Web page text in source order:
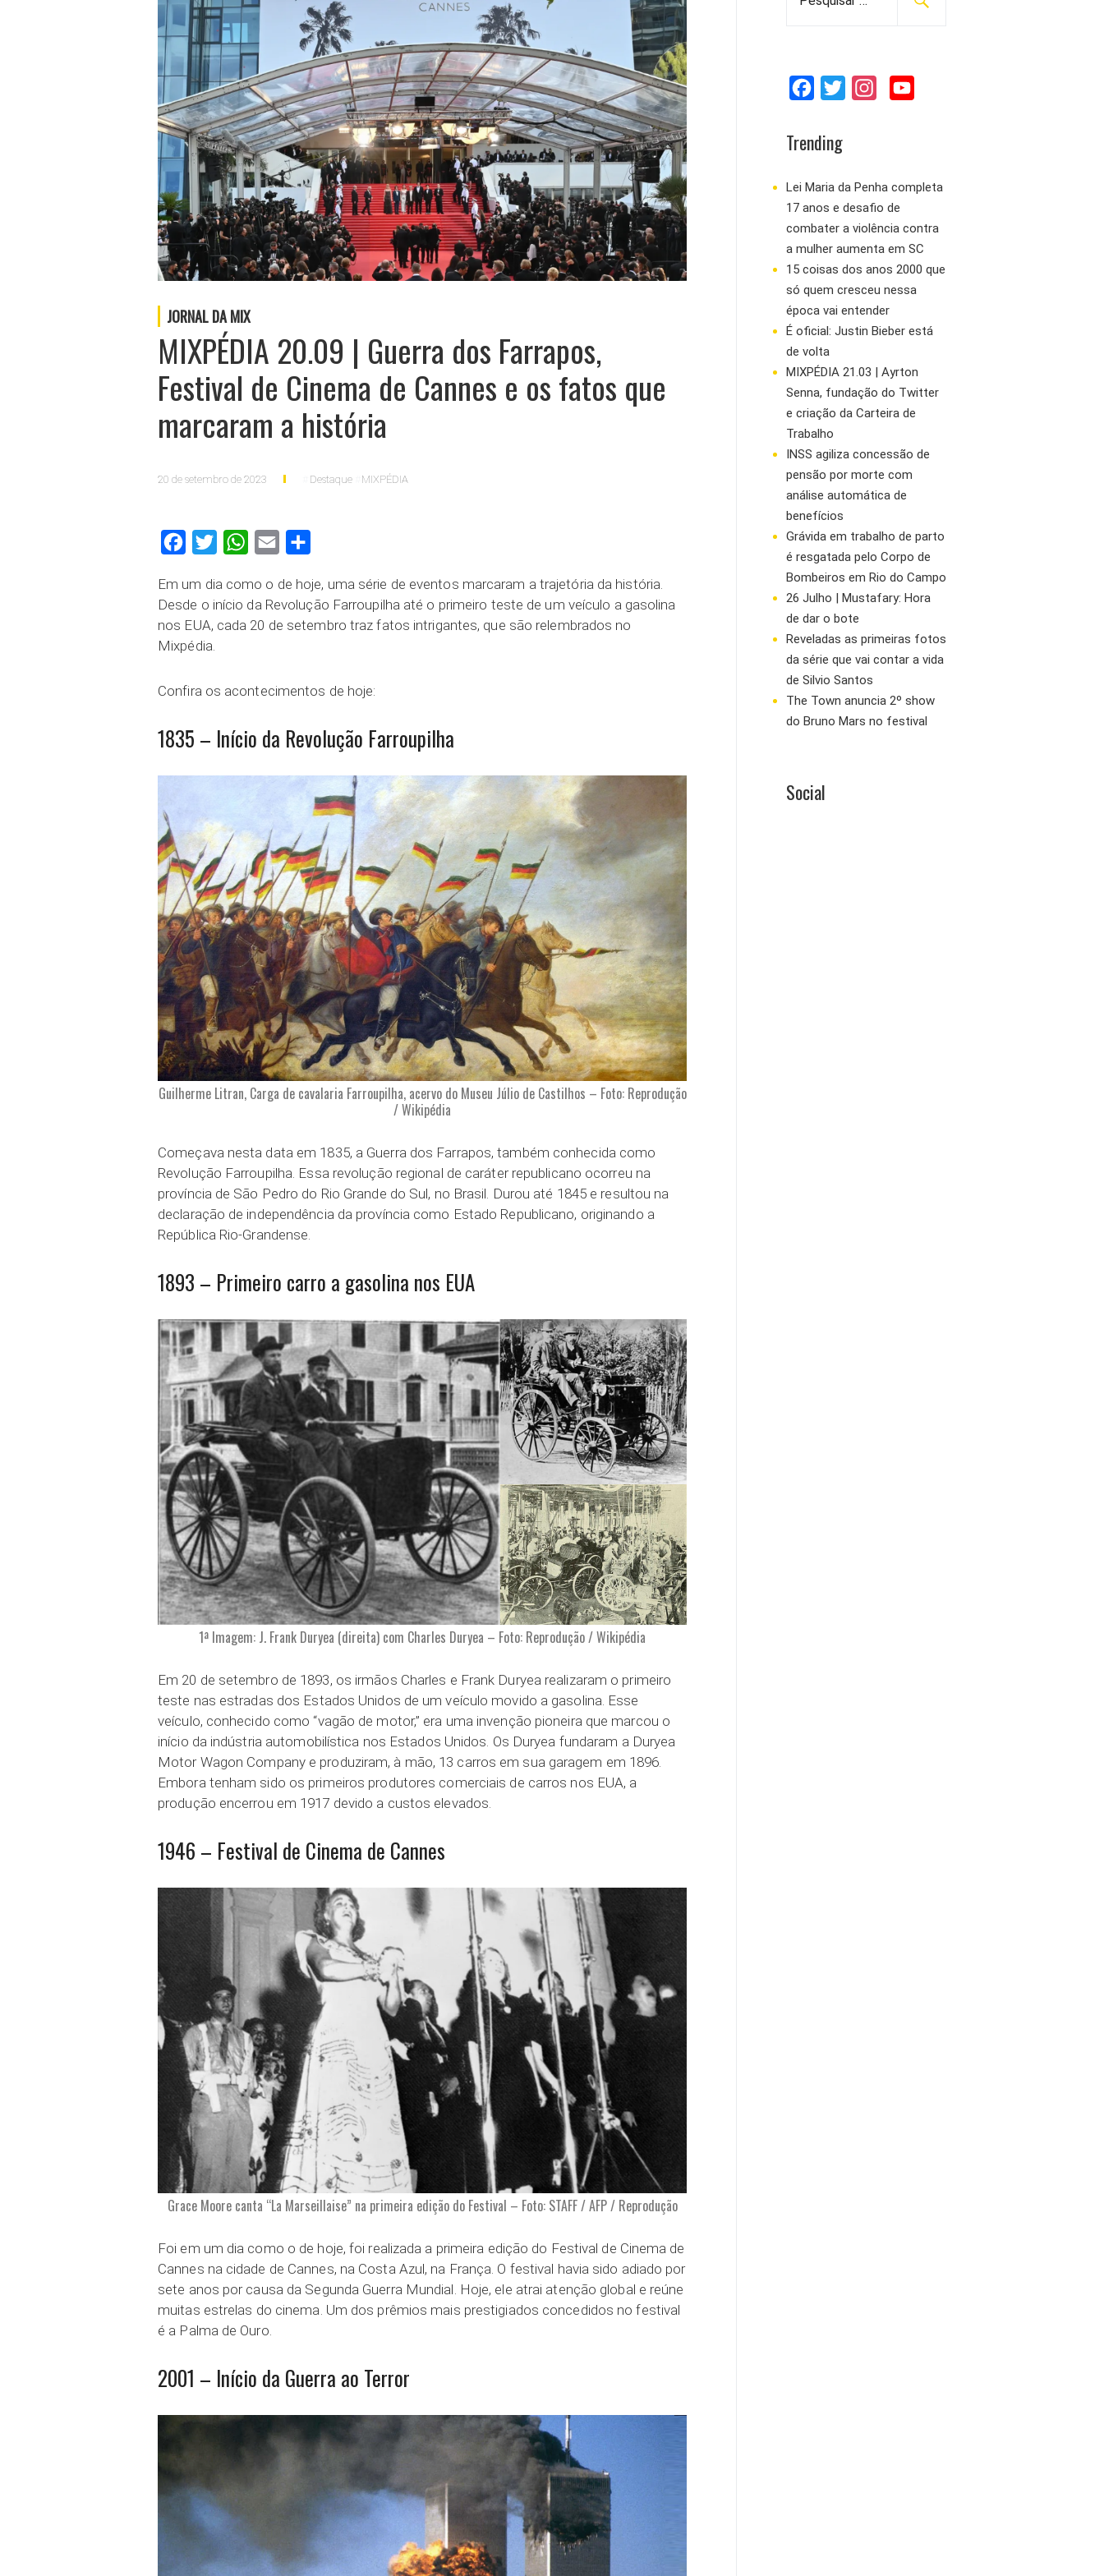
JORNAL DA MIX
MIXPÉDIA 20.09 | Guerra dos Farrapos,
Festival de Cinema de Cannes e os fatos que
marcaram a história
20 de setembro de 2023 Destaque MIXPÉDIA
FacebookTwitter WhatsAppEmail
Em um dia como o de hoje, uma série de eventos marcaram a trajetória da história.
Desde o início da Revolução Farroupilha até o primeiro teste de um veículo a gasolina
nos EUA, cada 20 de setembro traz fatos intrigantes, que são relembrados no
Mixpédia.
Confira os acontecimentos de hoje:
1835 – Início da Revolução Farroupilha
Guilherme Litran, Carga de cavalaria Farroupilha, acervo do Museu Júlio de Castilhos – Foto: Reprodução
/ Wikipédia
Começava nesta data em 1835, a Guerra dos Farrapos, também conhecida como
Revolução Farroupilha. Essa revolução regional de caráter republicano ocorreu na
província de São Pedro do Rio Grande do Sul, no Brasil. Durou até 1845 e resultou na
declaração de independência da província como Estado Republicano, originando a
República Rio-Grandense.
1893 – Primeiro carro a gasolina nos EUA
1ª Imagem: J. Frank Duryea (direita) com Charles Duryea – Foto: Reprodução / Wikipédia
Em 20 de setembro de 1893, os irmãos Charles e Frank Duryea realizaram o primeiro
teste nas estradas dos Estados Unidos de um veículo movido a gasolina. Esse
veículo, conhecido como “vagão de motor,” era uma invenção pioneira que marcou o
início da indústria automobilística nos Estados Unidos. Os Duryea fundaram a Duryea
Motor Wagon Company e produziram, à mão, 13 carros em sua garagem em 1896.
Embora tenham sido os primeiros produtores comerciais de carros nos EUA, a
produção encerrou em 1917 devido a custos elevados.
1946 – Festival de Cinema de Cannes
Grace Moore canta “La Marseillaise” na primeira edição do Festival – Foto: STAFF / AFP / Reprodução
Foi em um dia como o de hoje, foi realizada a primeira edição do Festival de Cinema de
Cannes na cidade de Cannes, na Costa Azul, na França. O festival havia sido adiado por
sete anos por causa da Segunda Guerra Mundial. Hoje, ele atrai atenção global e reúne
muitas estrelas do cinema. Um dos prêmios mais prestigiados concedidos no festival
é a Palma de Ouro.
2001 – Início da Guerra ao Terror
r
o
r
:
c
b
o
o
k
t
e
r
a
g
r
m
u
e
Trending
Lei Maria da Penha completa
17 anos e desafio de
combater a violência contra
a mulher aumenta em SC
15 coisas dos anos 2000 que
só quem cresceu nessa
época vai entender
É oficial: Justin Bieber está
de volta
MIXPÉDIA 21.03 | Ayrton
Senna, fundação do Twitter
e criação da Carteira de
Trabalho
INSS agiliza concessão de
pensão por morte com
análise automática de
benefícios
Grávida em trabalho de parto
é resgatada pelo Corpo de
Bombeiros em Rio do Campo
26 Julho | Mustafary: Hora
de dar o bote
Reveladas as primeiras fotos
da série que vai contar a vida
de Silvio Santos
The Town anuncia 2º show
do Bruno Mars no festival
Social